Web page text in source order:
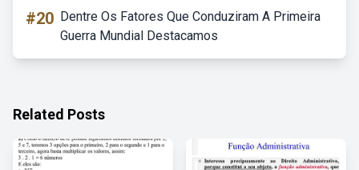
#20 Dentre Os Fatores Que Conduziram A Primeira
Guerra Mundial Destacamos
Related Posts